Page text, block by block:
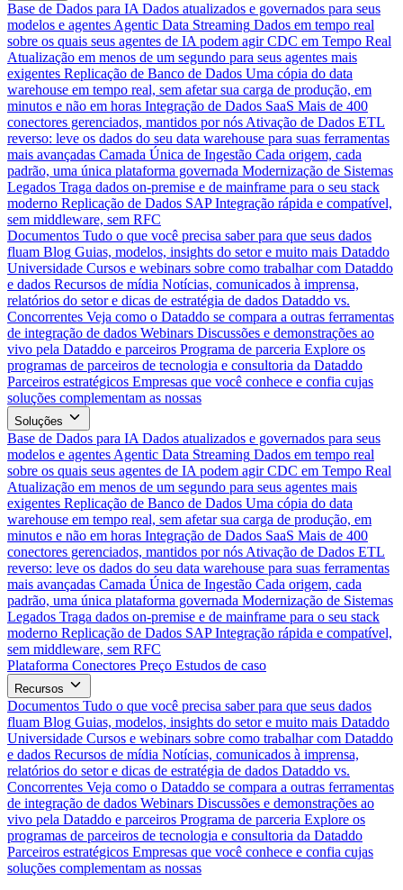
Base de Dados para IA Dados atualizados e governados para seus
modelos e agentes Agentic Data Streaming Dados em tempo real
sobre os quais seus agentes de IA podem agir CDC em Tempo Real
Atualização em menos de um segundo para seus agentes mais
exigentes Replicação de Banco de Dados Uma cópia do data
warehouse em tempo real, sem afetar sua carga de produção, em
minutos e não em horas Integração de Dados SaaS Mais de 400
conectores gerenciados, mantidos por nós Ativação de Dados ETL
reverso: leve os dados do seu data warehouse para suas ferramentas
mais avançadas Camada Única de Ingestão Cada origem, cada
padrão, uma única plataforma governada Modernização de Sistemas
Legados Traga dados on-premise e de mainframe para o seu stack
moderno Replicação de Dados SAP Integração rápida e compatível,
sem middleware, sem RFC
Documentos Tudo o que você precisa saber para que seus dados
fluam Blog Guias, modelos, insights do setor e muito mais Dataddo
Universidade Cursos e webinars sobre como trabalhar com Dataddo
e dados Recursos de mídia Notícias, comunicados à imprensa,
relatórios do setor e dicas de estratégia de dados Dataddo vs.
Concorrentes Veja como o Dataddo se compara a outras ferramentas
de integração de dados Webinars Discussões e demonstrações ao
vivo pela Dataddo e parceiros Programa de parceria Explore os
programas de parceiros de tecnologia e consultoria da Dataddo
Parceiros estratégicos Empresas que você conhece e confia cujas
soluções complementam as nossas
Soluções
Base de Dados para IA Dados atualizados e governados para seus
modelos e agentes Agentic Data Streaming Dados em tempo real
sobre os quais seus agentes de IA podem agir CDC em Tempo Real
Atualização em menos de um segundo para seus agentes mais
exigentes Replicação de Banco de Dados Uma cópia do data
warehouse em tempo real, sem afetar sua carga de produção, em
minutos e não em horas Integração de Dados SaaS Mais de 400
conectores gerenciados, mantidos por nós Ativação de Dados ETL
reverso: leve os dados do seu data warehouse para suas ferramentas
mais avançadas Camada Única de Ingestão Cada origem, cada
padrão, uma única plataforma governada Modernização de Sistemas
Legados Traga dados on-premise e de mainframe para o seu stack
moderno Replicação de Dados SAP Integração rápida e compatível,
sem middleware, sem RFC
Plataforma Conectores Preço Estudos de caso
Recursos
Documentos Tudo o que você precisa saber para que seus dados
fluam Blog Guias, modelos, insights do setor e muito mais Dataddo
Universidade Cursos e webinars sobre como trabalhar com Dataddo
e dados Recursos de mídia Notícias, comunicados à imprensa,
relatórios do setor e dicas de estratégia de dados Dataddo vs.
Concorrentes Veja como o Dataddo se compara a outras ferramentas
de integração de dados Webinars Discussões e demonstrações ao
vivo pela Dataddo e parceiros Programa de parceria Explore os
programas de parceiros de tecnologia e consultoria da Dataddo
Parceiros estratégicos Empresas que você conhece e confia cujas
soluções complementam as nossas